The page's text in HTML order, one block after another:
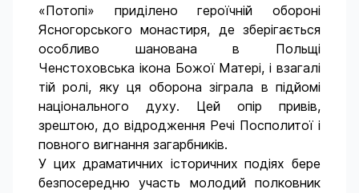
«Потопі» приділено героїчній обороні
Ясногорського монастиря, де зберігається
особливо шанована в Польщі
Ченстоховська ікона Божої Матері, і взагалі
тій ролі, яку ця оборона зіграла в підйомі
національного духу. Цей опір привів,
зрештою, до відродження Речі Посполитої і
повного вигнання загарбників.
У цих драматичних історичних подіях бере
безпосередню участь молодий полковник